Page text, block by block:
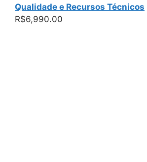
Qualidade e Recursos Técnicos
R$6,990.00